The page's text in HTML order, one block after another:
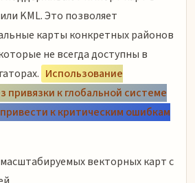
KML. Это позволяет
карты конкретных районов
не всегда доступны в
Использование
привязки к глобальной системе
к критическим ошибкам
векторных карт с